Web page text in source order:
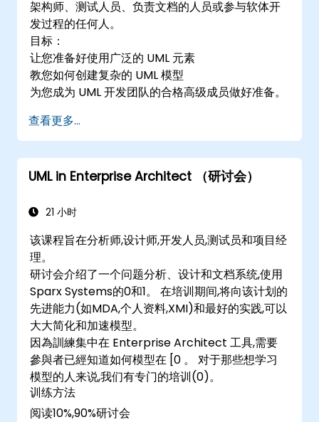
架构师、测试人员、负责文档的人员或参与软体开
发过程的任何人。
目标：
让您准备好使用广泛的 UML 元素
教您如何创建复杂的 UML 模型
为您成为 UML 开发团队的合格高级成员做好准备。
查看更多...
UML in Enterprise Architect （研讨会）
21 小时
该课程旨在分析师,设计师,开发人员,测试员和项目经
理。
研讨会介绍了一个问题分析、设计和文档系统,使用
Sparx Systems的0和1。 在培训期间,将向该计划的
先进能力(如MDA,个人资料,XMI)和最好的实践,可以
大大简化和加速模型。
因為訓練集中在 Enterprise Architect 工具,需要
參與者已經知道如何模型在 [0 。 对于那些想学习
模型的人来说,我们有专门的培训(0)。
训练方法
阅读10%,90%研讨会